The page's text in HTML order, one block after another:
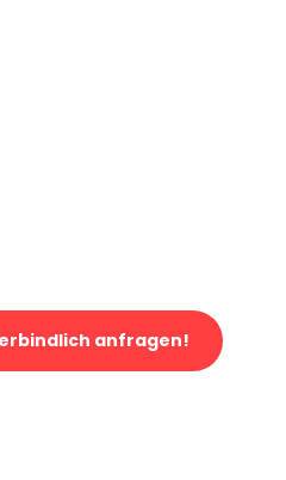
anfragen!